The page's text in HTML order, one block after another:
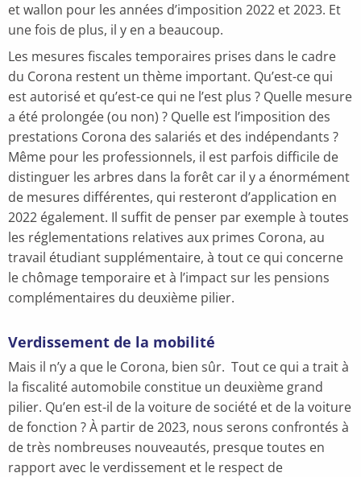
et wallon pour les années d’imposition 2022 et 2023. Et
une fois de plus, il y en a beaucoup.
Les mesures fiscales temporaires prises dans le cadre
du Corona restent un thème important. Qu’est-ce qui
est autorisé et qu’est-ce qui ne l’est plus ? Quelle mesure
a été prolongée (ou non) ? Quelle est l’imposition des
prestations Corona des salariés et des indépendants ?
Même pour les professionnels, il est parfois difficile de
distinguer les arbres dans la forêt car il y a énormément
de mesures différentes, qui resteront d’application en
2022 également. Il suffit de penser par exemple à toutes
les réglementations relatives aux primes Corona, au
travail étudiant supplémentaire, à tout ce qui concerne
le chômage temporaire et à l’impact sur les pensions
complémentaires du deuxième pilier.
Verdissement de la mobilité
Mais il n’y a que le Corona, bien sûr. Tout ce qui a trait à
la fiscalité automobile constitue un deuxième grand
pilier. Qu’en est-il de la voiture de société et de la voiture
de fonction ? À partir de 2023, nous serons confrontés à
de très nombreuses nouveautés, presque toutes en
rapport avec le verdissement et le respect de